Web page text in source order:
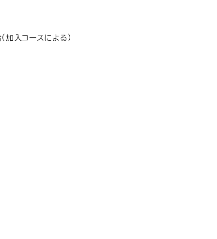
入コースによる）